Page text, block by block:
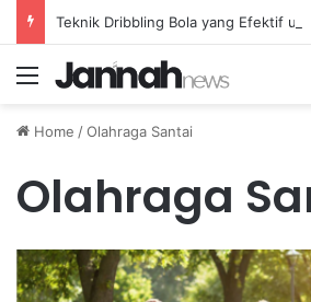
Menu
Home /Olahraga Santai
Olahraga